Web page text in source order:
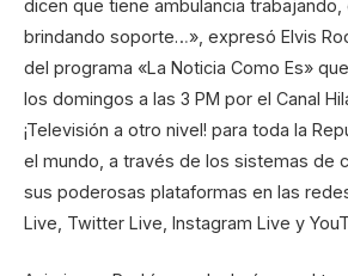
dicen que tiene ambulancia
brindando soporte…», expresó Elvis
del programa «La Noticia Como Es»
los domingos a las 3 PM por el Canal
¡Televisión a otro nivel! para toda la
el mundo, a través de los sistemas de
sus poderosas plataformas en las
Live, Twitter Live, Instagram Live y